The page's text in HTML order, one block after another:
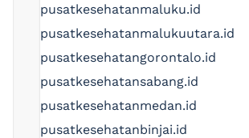
pusatkesehatanmaluku.id
pusatkesehatanmalukuutara.id
pusatkesehatangorontalo.id
pusatkesehatansabang.id
pusatkesehatanmedan.id
pusatkesehatanbinjai.id